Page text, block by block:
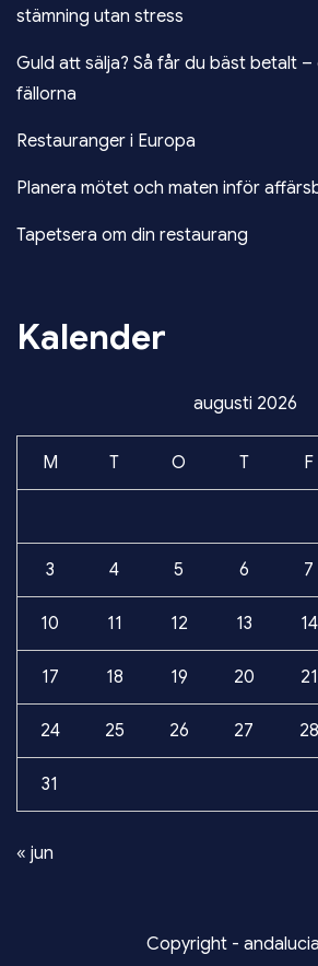
stämning utan stress
Guld att sälja? Så får du bäst betalt
fällorna
Restauranger i Europa
Planera mötet och maten inför
Tapetsera om din restaurang
Kalender
augusti 2026
M T O T F
3 4 5 6 7
10 11 12 13 14
17 18 19 20 21
24 25 26 27 28
31
« jun
Copyright -